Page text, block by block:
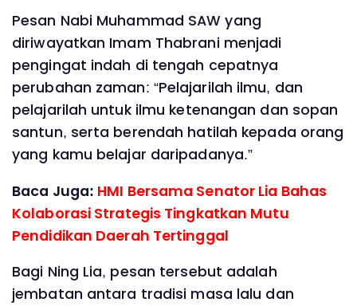
Pesan Nabi Muhammad SAW yang
diriwayatkan Imam Thabrani menjadi
pengingat indah di tengah cepatnya
perubahan zaman: “Pelajarilah ilmu, dan
pelajarilah untuk ilmu ketenangan dan sopan
santun, serta berendah hatilah kepada orang
yang kamu belajar daripadanya.”
Baca Juga: HMI Bersama Senator Lia Bahas
Kolaborasi Strategis Tingkatkan Mutu
Pendidikan Daerah Tertinggal
Bagi Ning Lia, pesan tersebut adalah
jembatan antara tradisi masa lalu dan